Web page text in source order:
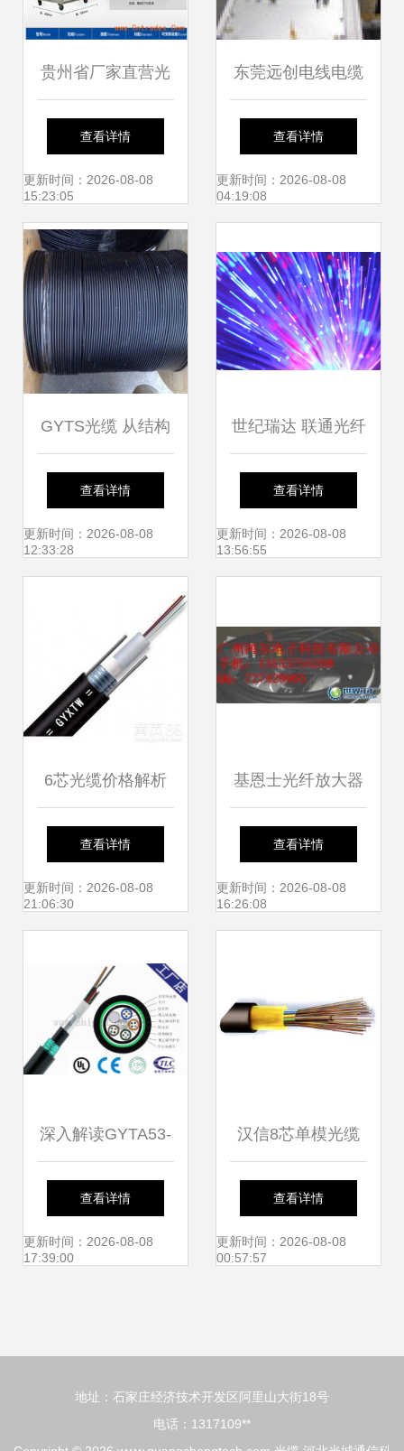
贵州省厂家直营光
纤光缆 品质卓越，
连接未来
查看详情
更新时间：2026-08-08
15:23:05
东莞远创电线电缆
制品厂 匠心联接未
来，线缆领域的一
查看详情
更新时间：2026-08-08
04:19:08
GYTS光缆 从结构
特点到挂缆方法的
全面解析
查看详情
更新时间：2026-08-08
12:33:28
世纪瑞达 联通光纤
集采量价齐升，行
业景气信号显现
查看详情
更新时间：2026-08-08
13:56:55
6芯光缆价格解析
广州地区室外单模
光缆供应与选购指
查看详情
更新时间：2026-08-08
21:06:30
基恩士光纤放大器
LV-11SB高性能解
析 光纤级精度加持
查看详情
更新时间：2026-08-08
16:26:08
深入解读GYTA53-
4B1光缆价格趋势
及4芯GYTA53地埋
查看详情
更新时间：2026-08-08
17:39:00
汉信8芯单模光缆
厂家批发与常德地
区同行价格解析
查看详情
更新时间：2026-08-08
00:57:57
地址：石家庄经济技术开发区阿里山大街18号
电话：1317109**